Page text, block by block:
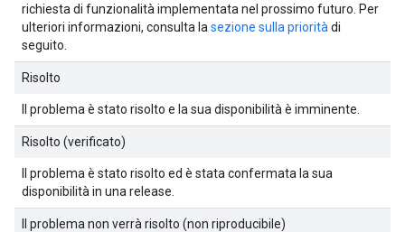
richiesta di funzionalità implementata nel prossimo futuro. Per
ulteriori informazioni, consulta la sezione sulla priorità di
seguito.
Risolto
Il problema è stato risolto e la sua disponibilità è imminente.
Risolto (verificato)
Il problema è stato risolto ed è stata confermata la sua
disponibilità in una release.
Il problema non verrà risolto (non riproducibile)